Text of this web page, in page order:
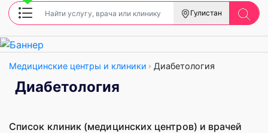
Гулистан
Медицинские центры и клиники Диабетология
Диабетология
Список клиник (медицинских центров) и врачей